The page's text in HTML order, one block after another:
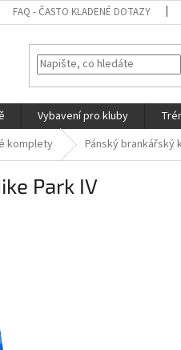
FAQ - ČASTO KLADENÉ DOTAZY
Vybavení pro kluby
komplety Pánský brankářský
Park IV